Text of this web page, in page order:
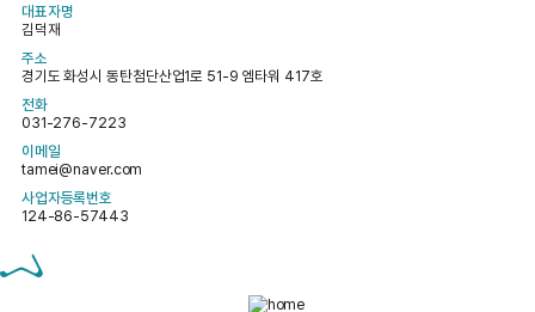
대표자명
김덕재
주소
경기도 화성시 동탄첨단산업1로 51-9 엠타워 417호
전화
031-276-7223
이메일
tamei@naver.com
사업자등록번호
124-86-57443